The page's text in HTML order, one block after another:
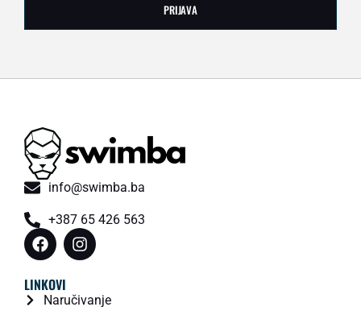
PRIJAVA
info@swimba.ba
+387 65 426 563
LINKOVI
Naručivanje